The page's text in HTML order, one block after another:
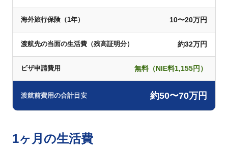
海外旅行保険（1年） 10〜20万円
渡航先の当面の生活費（残高証明分） 約32万円
ビザ申請費用 無料（NIE料1,155円）
渡航前費用の合計目安 約50〜70万円
1ヶ月の生活費